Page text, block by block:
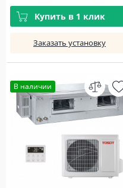
Купить в 1 клик
Заказать установку
В наличии